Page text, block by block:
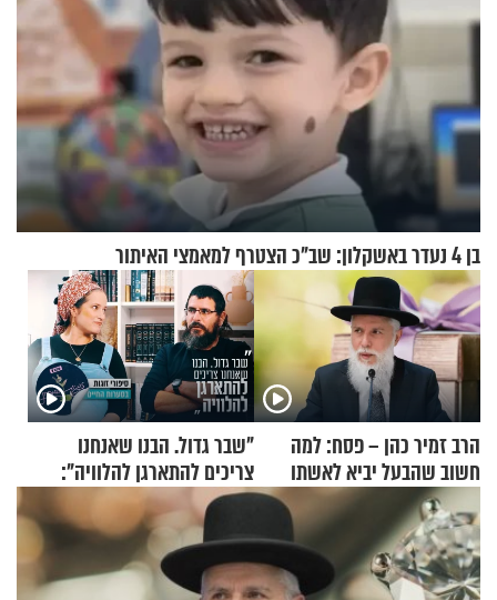
בן 4 נעדר באשקלון: שב"כ הצטרף למאמצי האיתור
הרב זמיר כהן – פסח: למה
חשוב שהבעל יביא לאשתו
מתנה לחג?
"שבר גדול. הבנו שאנחנו
צריכים להתארגן להלוויה":
זוגיות במבחן, הפעם עם מרים
וגד דנינו